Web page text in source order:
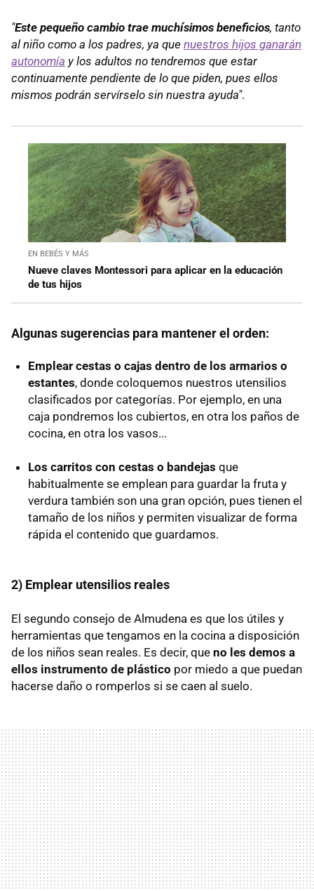
"Este pequeño cambio trae muchísimos beneficios, tanto
al niño como a los padres, ya que nuestros hijos ganarán
autonomía y los adultos no tendremos que estar
continuamente pendiente de lo que piden, pues ellos
mismos podrán servírselo sin nuestra ayuda".
EN BEBÉS Y MÁS
Nueve claves Montessori para aplicar en la educación
de tus hijos
Algunas sugerencias para mantener el orden:
Emplear cestas o cajas dentro de los armarios o
estantes, donde coloquemos nuestros utensilios
clasificados por categorías. Por ejemplo, en una
caja pondremos los cubiertos, en otra los paños de
cocina, en otra los vasos...
Los carritos con cestas o bandejas que
habitualmente se emplean para guardar la fruta y
verdura también son una gran opción, pues tienen el
tamaño de los niños y permiten visualizar de forma
rápida el contenido que guardamos.
2) Emplear utensilios reales
El segundo consejo de Almudena es que los útiles y
herramientas que tengamos en la cocina a disposición
de los niños sean reales. Es decir, que no les demos a
ellos instrumento de plástico por miedo a que puedan
hacerse daño o romperlos si se caen al suelo.